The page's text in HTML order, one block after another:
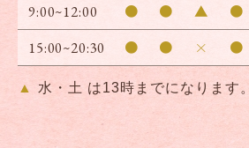
9:00~12:00
● ● ▲ ●
15:00~20:30
● ● × ●
水・土 は13時までになります。